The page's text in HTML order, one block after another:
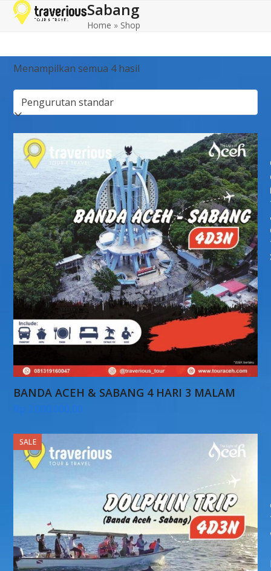
SkipOpen
mobile
Close
mobile
Sabang
Home » Shop
Menampilkan semua 4 hasil
BANDA ACEH & SABANG 4 HARI 3 MALAM
Rp 2.000.000,00
SALE